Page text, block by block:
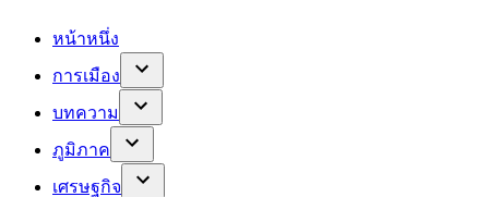
หน้าหนึ่ง
การเมือง
บทความ
ภูมิภาค
เศรษฐกิจ